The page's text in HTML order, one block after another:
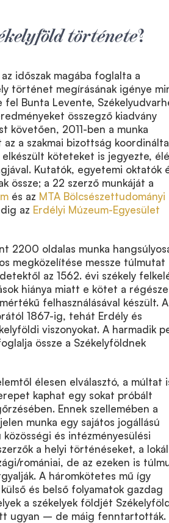
története?
időszak magába foglalta a
történet megírásának igénye
Bunta Levente,
összegző kiadvány
követően, 2011-ben a munka
a szakmai bizottság
köteteket is jegyezte,
Kutatók, egyetemi oktatók
össze; a 22 szerző munkáját a
és az MTA Bölcsészettudományi
az Erdélyi Múzeum-Egyesület
2200 oldalas munka
megközelítése messze túlmutat
az 1562. évi székely
hiánya miatt e kötet a
felhasználásával készült. A
1867-ig, tehát Erdély és
viszonyokat. A harmadik
össze a Székelyföldnek
élesen elválasztó, a múltat
kaphat egy sokat próbált
Ennek szellemében a
munka egy sajátos jogállású
közösségi és intézményesülési
a helyi történéseket, a
romániai, de az ezeken is
A háromkötetes mű így
és belső folyamatok gazdag
a székelyek földjét
ugyan – de máig fenntartották.